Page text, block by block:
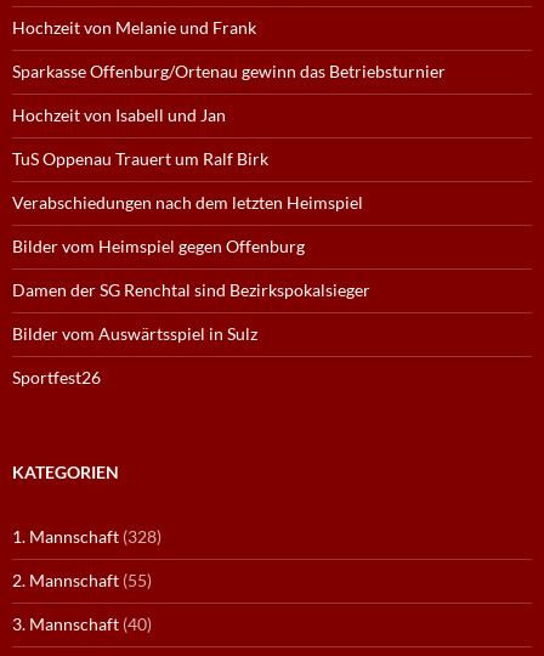
Hochzeit von Melanie und Frank
Sparkasse Offenburg/Ortenau gewinn das Betriebsturnier
Hochzeit von Isabell und Jan
TuS Oppenau Trauert um Ralf Birk
Verabschiedungen nach dem letzten Heimspiel
Bilder vom Heimspiel gegen Offenburg
Damen der SG Renchtal sind Bezirkspokalsieger
Bilder vom Auswärtsspiel in Sulz
Sportfest26
KATEGORIEN
1. Mannschaft (328)
2. Mannschaft (55)
3. Mannschaft (40)